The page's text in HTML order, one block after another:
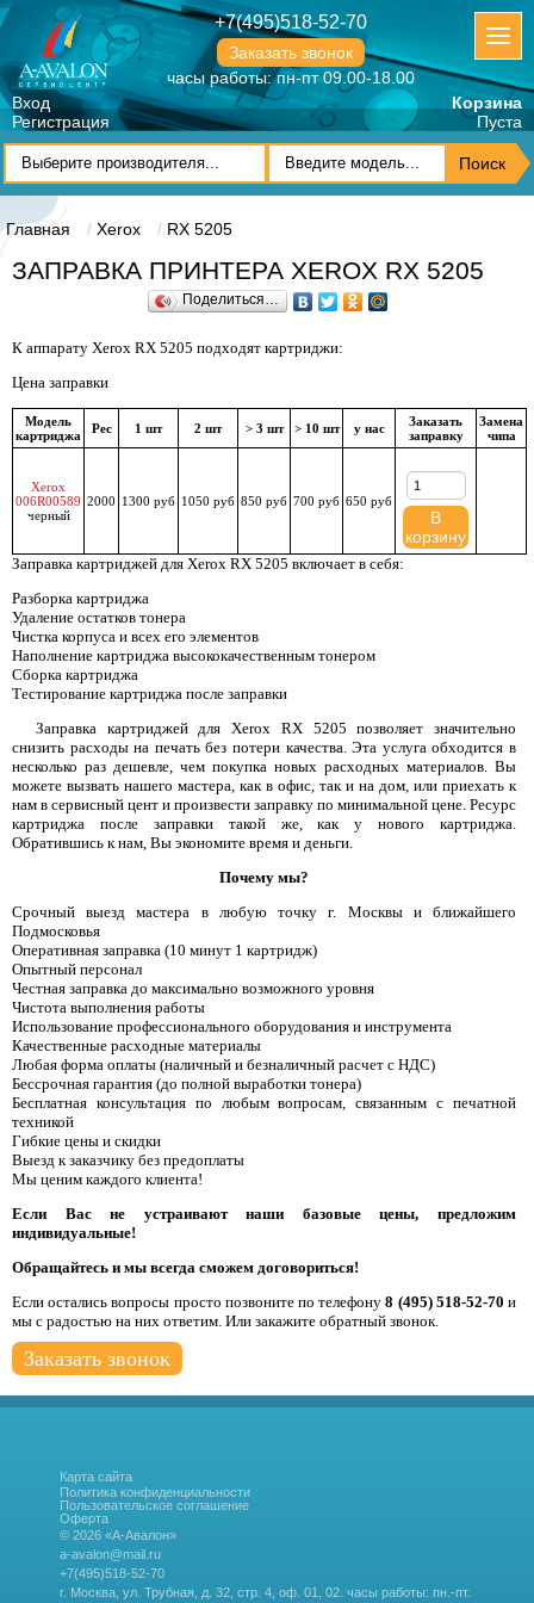
+7(495)518-52-70
Заказать звонок
часы работы: пн-пт 09.00-18.00
Вход
Регистрация
Корзина
Пуста
Главная Xerox RX 5205
ЗАПРАВКА ПРИНТЕРА XEROX RX 5205
Поделиться…
К аппарату Xerox RX 5205 подходят картриджи:
Цена заправки
Модель
картриджа
Рес 1 шт 2 шт > 3 шт > 10 шт у нас
Заказать
заправку
Замена
чипа
Xerox
006R00589
черный
2000 1300 руб 1050 руб 850 руб 700 руб 650 руб
В
корзину
Заправка картриджей для Xerox RX 5205 включает в себя:
Разборка картриджа
Удаление остатков тонера
Чистка корпуса и всех его элементов
Наполнение картриджа высококачественным тонером
Сборка картриджа
Тестирование картриджа после заправки
Заправка картриджей для Xerox RX 5205 позволяет значительно
снизить расходы на печать без потери качества. Эта услуга обходится в
несколько раз дешевле, чем покупка новых расходных материалов. Вы
можете вызвать нашего мастера, как в офис, так и на дом, или приехать к
нам в сервисный цент и произвести заправку по минимальной цене. Ресурс
картриджа после заправки такой же, как у нового картриджа.
Обратившись к нам, Вы экономите время и деньги.
Почему мы?
Срочный выезд мастера в любую точку г. Москвы и ближайшего
Подмосковья
Оперативная заправка (10 минут 1 картридж)
Опытный персонал
Честная заправка до максимально возможного уровня
Чистота выполнения работы
Использование профессионального оборудования и инструмента
Качественные расходные материалы
Любая форма оплаты (наличный и безналичный расчет с НДС)
Бессрочная гарантия (до полной выработки тонера)
Бесплатная консультация по любым вопросам, связанным с печатной
техникой
Гибкие цены и скидки
Выезд к заказчику без предоплаты
Мы ценим каждого клиента!
Если Вас не устраивают наши базовые цены, предложим
индивидуальные!
Обращайтесь и мы всегда сможем договориться!
Если остались вопросы просто позвоните по телефону8 (495) 518-52-70 и
мы с радостью на них ответим. Или закажите обратный звонок.
Заказать звонок
Карта сайта
Политика конфиденциальности
Пользовательское соглашение
Оферта
© 2026 «А-Авалон»
a-avalon@mail.ru
+7(495)518-52-70
г. Москва, ул. Трубная, д. 32, стр. 4, оф. 01, 02. часы работы: пн.-пт.